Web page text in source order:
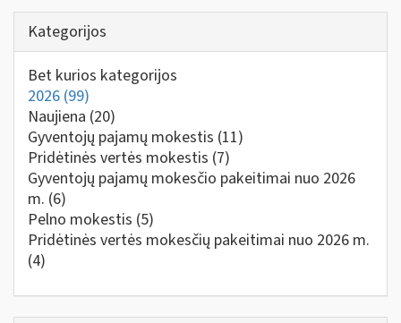
Kategorijos
Bet kurios kategorijos
2026 (99)
Naujiena (20)
Gyventojų pajamų mokestis (11)
Pridėtinės vertės mokestis (7)
Gyventojų pajamų mokesčio pakeitimai nuo 2026
m. (6)
Pelno mokestis (5)
Pridėtinės vertės mokesčių pakeitimai nuo 2026 m.
(4)